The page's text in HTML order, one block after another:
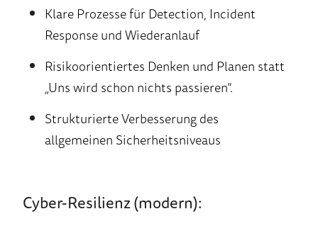
Klare Prozesse für Detection, Incident
Response und Wiederanlauf
Risikoorientiertes Denken und Planen statt
„Uns wird schon nichts passieren“.
Strukturierte Verbesserung des
allgemeinen Sicherheitsniveaus
Cyber-Resilienz (modern):